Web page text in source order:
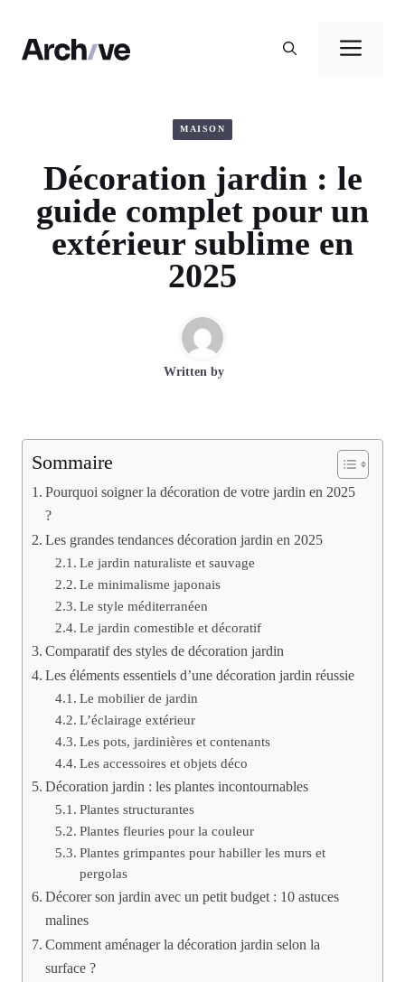
contenu
MAISON
Décoration jardin : le
guide complet pour un
extérieur sublime en
2025
Written by
Sommaire
Pourquoi soigner la décoration de votre jardin en 2025
?
Les grandes tendances décoration jardin en 2025
Le jardin naturaliste et sauvage
Le minimalisme japonais
Le style méditerranéen
Le jardin comestible et décoratif
Comparatif des styles de décoration jardin
Les éléments essentiels d’une décoration jardin réussie
Le mobilier de jardin
L’éclairage extérieur
Les pots, jardinières et contenants
Les accessoires et objets déco
Décoration jardin : les plantes incontournables
Plantes structurantes
Plantes fleuries pour la couleur
Plantes grimpantes pour habiller les murs et
pergolas
Décorer son jardin avec un petit budget : 10 astuces
malines
Comment aménager la décoration jardin selon la
surface ?